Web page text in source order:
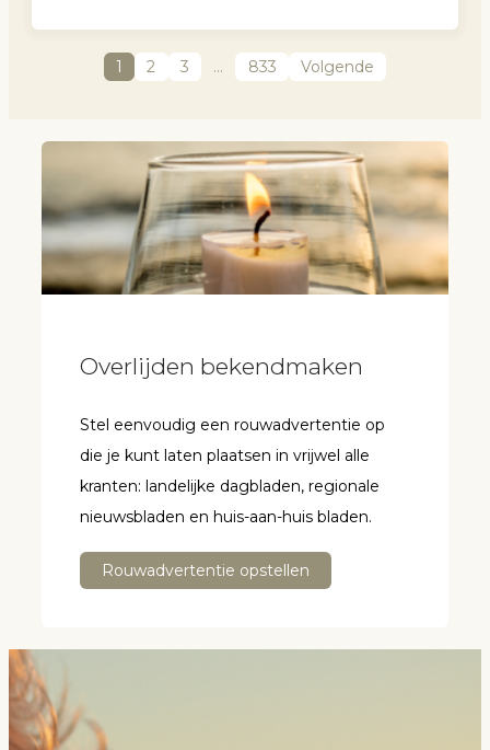
1 2 3 … 833 Volgende
Overlijden bekendmaken
Stel eenvoudig een rouwadvertentie op
die je kunt laten plaatsen in vrijwel alle
kranten: landelijke dagbladen, regionale
nieuwsbladen en huis-aan-huis bladen.
Rouwadvertentie opstellen